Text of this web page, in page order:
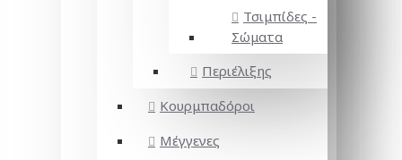
Τσιμπίδες -
Σώματα
Περιέλιξης
Κουρμπαδόροι
Μέγγενες